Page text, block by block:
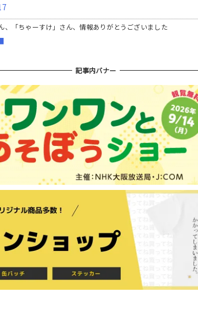
「ちゃーすけ」さん、情報ありがとうございました
記事内バナー